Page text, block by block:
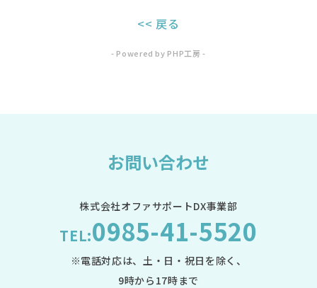
<< 戻る
- Powered by PHP工房 -
お問い合わせ
株式会社オファサポートDX事業部
TEL:0985-41-5520
※電話対応は、土・日・祝日を除く、
9時から17時まで